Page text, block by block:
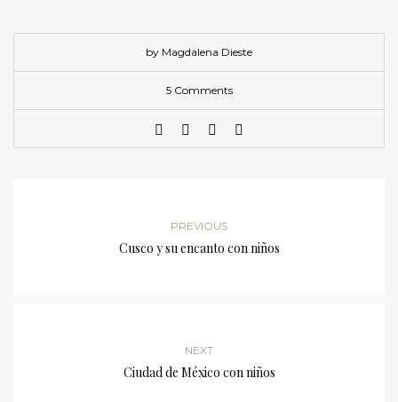
by Magdalena Dieste
5 Comments
PREVIOUS
Cusco y su encanto con niños
NEXT
Ciudad de México con niños